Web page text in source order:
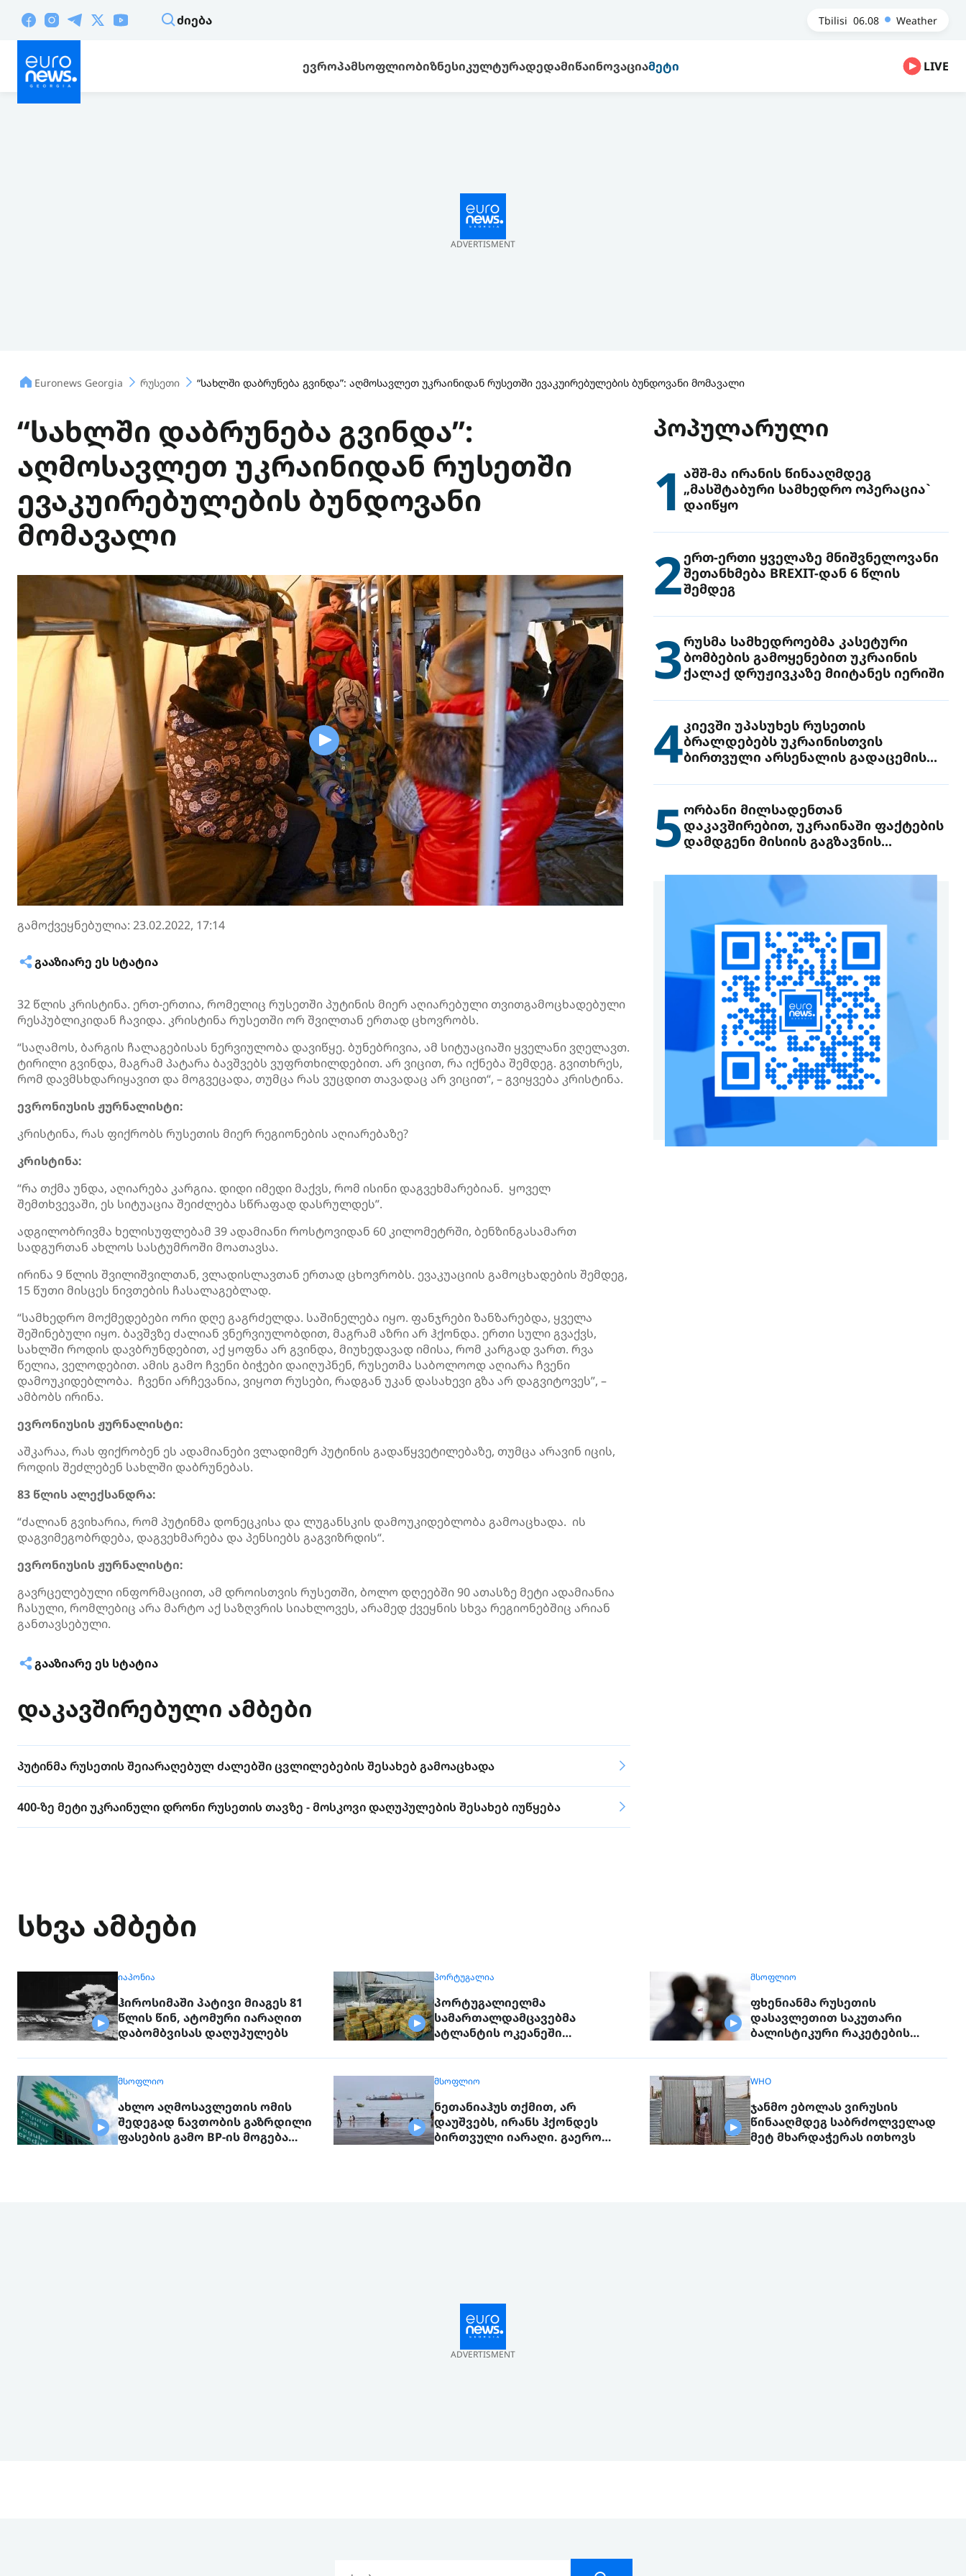
ᲫᲘᲔᲑᲐ Tbilisi 06.08 Weather
ᲔᲕᲠᲝᲞᲐᲛᲡᲝᲤᲚᲘᲝᲑᲘᲖᲜᲔᲡᲘᲙᲣᲚᲢᲣᲠᲐᲓᲔᲓᲐᲛᲘᲬᲐᲘᲜᲝᲕᲐᲪᲘᲐᲛᲔᲢᲘ LIVE
ADVERTISMENT
Euronews Georgia რუსეთი “სახლში დაბრუნება გვინდა”: აღმოსავლეთ უკრაინიდან რუსეთში ევაკუირებულების ბუნდოვანი მომავალი
“სახლში დაბრუნება გვინდა”:
აღმოსავლეთ უკრაინიდან რუსეთში
ევაკუირებულების ბუნდოვანი
მომავალი
გამოქვეყნებულია: 23.02.2022, 17:14
ᲒᲐᲐᲖᲘᲐᲠᲔ ᲔᲡ ᲡᲢᲐᲢᲘᲐ
32 წლის კრისტინა. ერთ-ერთია, რომელიც რუსეთში პუტინის მიერ აღიარებული თვითგამოცხადებული
რესპუბლიკიდან ჩავიდა. კრისტინა რუსეთში ორ შვილთან ერთად ცხოვრობს.
“საღამოს, ბარგის ჩალაგებისას ნერვიულობა დავიწყე. ბუნებრივია, ამ სიტუაციაში ყველანი ვღელავთ.
ტირილი გვინდა, მაგრამ პატარა ბავშვებს ვუფრთხილდებით. არ ვიცით, რა იქნება შემდეგ. გვითხრეს,
რომ დავმსხდარიყავით და მოგვეცადა, თუმცა რას ვუცდით თავადაც არ ვიცით“, – გვიყვება კრისტინა.
ევრონიუსის ჟურნალისტი:
კრისტინა, რას ფიქრობს რუსეთის მიერ რეგიონების აღიარებაზე?
კრისტინა:
“რა თქმა უნდა, აღიარება კარგია. დიდი იმედი მაქვს, რომ ისინი დაგვეხმარებიან. ყოველ
შემთხვევაში, ეს სიტუაცია შეიძლება სწრაფად დასრულდეს”.
ადგილობრივმა ხელისუფლებამ 39 ადამიანი როსტოვიდან 60 კილომეტრში, ბენზინგასამართ
სადგურთან ახლოს სასტუმროში მოათავსა.
ირინა 9 წლის შვილიშვილთან, ვლადისლავთან ერთად ცხოვრობს. ევაკუაციის გამოცხადების შემდეგ,
15 წუთი მისცეს ნივთების ჩასალაგებლად.
“სამხედრო მოქმედებები ორი დღე გაგრძელდა. საშინელება იყო. ფანჯრები ზანზარებდა, ყველა
შეშინებული იყო. ბავშვზე ძალიან ვნერვიულობდით, მაგრამ აზრი არ ჰქონდა. ერთი სული გვაქვს,
სახლში როდის დავბრუნდებით, აქ ყოფნა არ გვინდა, მიუხედავად იმისა, რომ კარგად ვართ. რვა
წელია, ველოდებით. ამის გამო ჩვენი ბიჭები დაიღუპნენ, რუსეთმა საბოლოოდ აღიარა ჩვენი
დამოუკიდებლობა. ჩვენი არჩევანია, ვიყოთ რუსები, რადგან უკან დასახევი გზა არ დაგვიტოვეს”, –
ამბობს ირინა.
ევრონიუსის ჟურნალისტი:
აშკარაა, რას ფიქრობენ ეს ადამიანები ვლადიმერ პუტინის გადაწყვეტილებაზე, თუმცა არავინ იცის,
როდის შეძლებენ სახლში დაბრუნებას.
83 წლის ალექსანდრა:
“ძალიან გვიხარია, რომ პუტინმა დონეცკისა და ლუგანსკის დამოუკიდებლობა გამოაცხადა. ის
დაგვიმეგობრდება, დაგვეხმარება და პენსიებს გაგვიზრდის“.
ევრონიუსის ჟურნალისტი:
გავრცელებული ინფორმაციით, ამ დროისთვის რუსეთში, ბოლო დღეებში 90 ათასზე მეტი ადამიანია
ჩასული, რომლებიც არა მარტო აქ საზღვრის სიახლოვეს, არამედ ქვეყნის სხვა რეგიონებშიც არიან
განთავსებული.
ᲒᲐᲐᲖᲘᲐᲠᲔ ᲔᲡ ᲡᲢᲐᲢᲘᲐ
დაკავშირებული ამბები
პუტინმა რუსეთის შეიარაღებულ ძალებში ცვლილებების შესახებ გამოაცხადა
400-ზე მეტი უკრაინული დრონი რუსეთის თავზე - მოსკოვი დაღუპულების შესახებ იუწყება
ᲞᲝᲞᲣᲚᲐᲠᲣᲚᲘ
1აშშ-მა ირანის წინააღმდეგ
„მასშტაბური სამხედრო ოპერაცია`
დაიწყო
2ერთ-ერთი ყველაზე მნიშვნელოვანი
შეთანხმება BREXIT-დან 6 წლის
შემდეგ
3რუსმა სამხედროებმა კასეტური
ბომბების გამოყენებით უკრაინის
ქალაქ დრუჟივკაზე მიიტანეს იერიში
4კიევში უპასუხეს რუსეთის
ბრალდებებს უკრაინისთვის
ბირთვული არსენალის გადაცემის
5ორბანი მილსადენთან
დაკავშირებით, უკრაინაში ფაქტების
დამდგენი მისიის გაგზავნის
სხვა ამბები
ᲘᲐᲞᲝᲜᲘᲐ
ჰიროსიმაში პატივი მიაგეს 81
წლის წინ, ატომური იარაღით
დაბომბვისას დაღუპულებს
ᲞᲝᲠᲢᲣᲒᲐᲚᲘᲐ
პორტუგალიელმა
სამართალდამცავებმა
ატლანტის ოკეანეში
კოკაინი ამოიღეს
ᲛᲡᲝᲤᲚᲘᲝ
ფხენიანმა რუსეთის
დასავლეთით საკუთარი
ბალისტიკური რაკეტების
ᲛᲡᲝᲤᲚᲘᲝ
ახლო აღმოსავლეთის ომის
შედეგად ნავთობის გაზრდილი
ფასების გამო BP-ის მოგება
ᲛᲡᲝᲤᲚᲘᲝ
ნეთანიაჰუს თქმით, არ
დაუშვებს, ირანს ჰქონდეს
ბირთვული იარაღი. გაერო
WHO
ჯანმო ებოლას ვირუსის
წინააღმდეგ საბრძოლველად
მეტ მხარდაჭერას ითხოვს
ADVERTISMENT